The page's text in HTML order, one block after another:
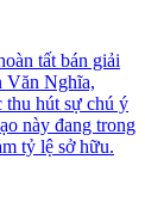
tất bán giải
Văn Nghĩa,
hút sự chú ý
này đang trong
tỷ lệ sở hữu.